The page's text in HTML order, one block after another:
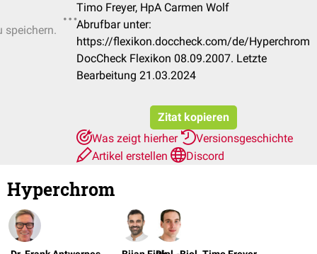
speichern.
Timo Freyer, HpA Carmen Wolf
Abrufbar unter:
https://flexikon.doccheck.com/de/Hyperchrom
DocCheck Flexikon 08.09.2007. Letzte
Bearbeitung 21.03.2024
Zitat kopieren
Was zeigt hierher
Versionsgeschichte
Artikel erstellen
Discord
Hyperchrom